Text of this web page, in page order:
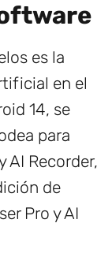
es la
en el
14, se
para
AI Recorder,
de
Pro y AI